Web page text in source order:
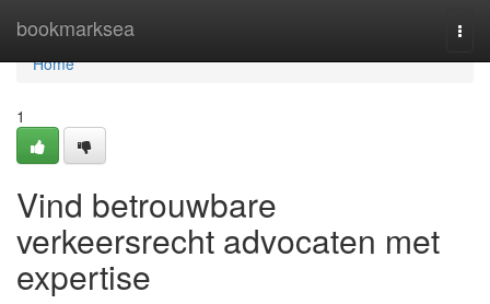
bookmarksea
Home
Home
1
Vind betrouwbare
verkeersrecht advocaten met
expertise